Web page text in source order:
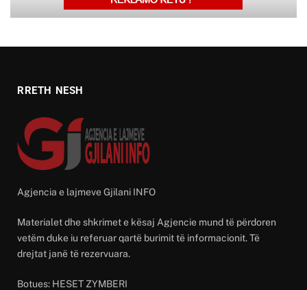
RRETH NESH
Agjencia e lajmeve Gjilani INFO
Materialet dhe shkrimet e kësaj Agjencie mund të përdoren
vetëm duke iu referuar qartë burimit të informacionit. Të
drejtat janë të rezervuara.
Botues: HESET ZYMBERI